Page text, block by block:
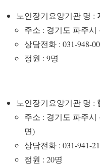
노인장기요양기관 명 :
주소 : 경기도 파주
상담전화 : 031-948-
정원 : 9명
노인장기요양기관 명 :
주소 : 경기도 파주시
면)
상담전화 : 031-941-
정원 : 20명